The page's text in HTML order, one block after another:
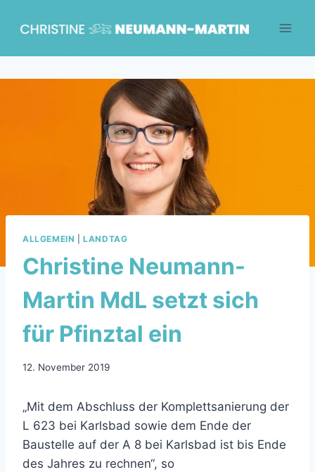
ALLGEMEIN |LANDTAG
Christine Neumann-
Martin MdL setzt sich
für Pfinztal ein
12. November 2019
„Mit dem Abschluss der Komplettsanierung der
L 623 bei Karlsbad sowie dem Ende der
Baustelle auf der A 8 bei Karlsbad ist bis Ende
des Jahres zu rechnen“, so